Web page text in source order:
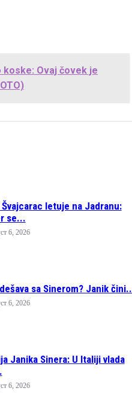
koske: Ovaj čovek je
letuje na Jadranu:
se...
6, 2026
sa Sinerom? Janik
6, 2026
Janika Sinera: U Italiji vlada
6, 2026